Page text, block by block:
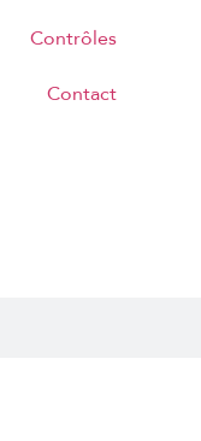
Contrôles
Contact